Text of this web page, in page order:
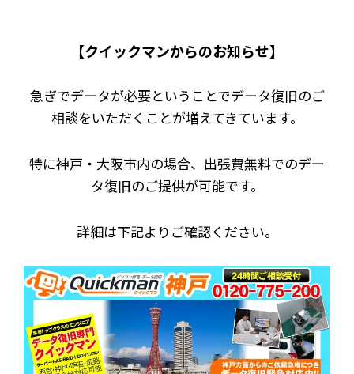
【クイックマンからのお知らせ】
急ぎでデータが必要ということでデータ復旧のご
相談をいただくことが増えてきています。
特に神戸・大阪市内の場合、出張費無料でのデー
タ復旧のご提供が可能です。
詳細は下記よりご確認ください。